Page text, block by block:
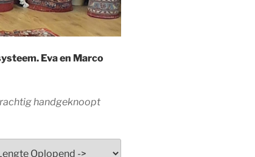
Eva en Marco
handgeknoopt